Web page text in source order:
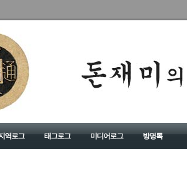
역로그 태그로그 미디어로그 방명록